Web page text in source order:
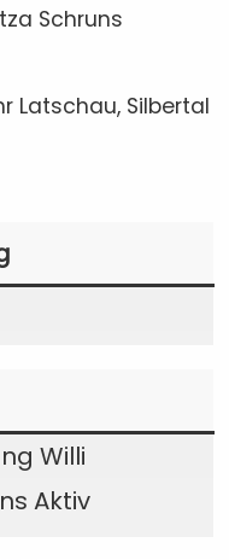
Schruns
Latschau, Silbertal
Willi
Aktiv